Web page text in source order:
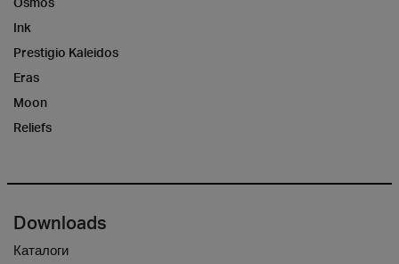
Ink
Prestigio Kaleidos
Eras
Moon
Reliefs
Downloads
Каталоги